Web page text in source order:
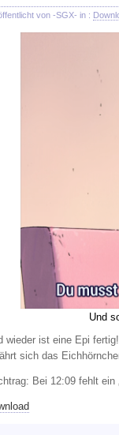
von -SGX- in :
Und
wieder ist eine Epi
sich das
Bei 12:09 fehlt ein